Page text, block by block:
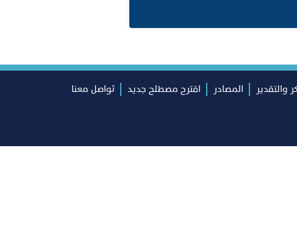
والتقدير المصادر اقترح مصطلح جديد
تواصل معنا